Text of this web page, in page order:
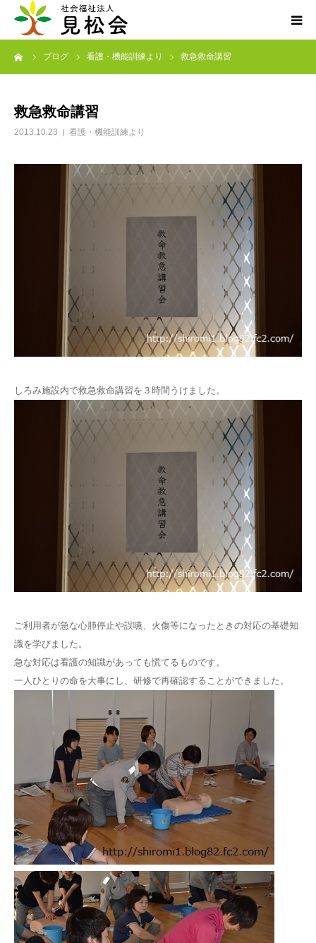
ブログ 看護・機能訓練より 救急救命講習
救急救命講習
2013.10.23 看護・機能訓練より
しろみ施設内で救急救命講習を３時間うけました。
ご利用者が急な心肺停止や誤嚥、火傷等になったときの対応の基礎知
識を学びました。
急な対応は看護の知識があっても慌てるものです。
一人ひとりの命を大事にし、研修で再確認することができました。
ブログ
求人・ボランティア